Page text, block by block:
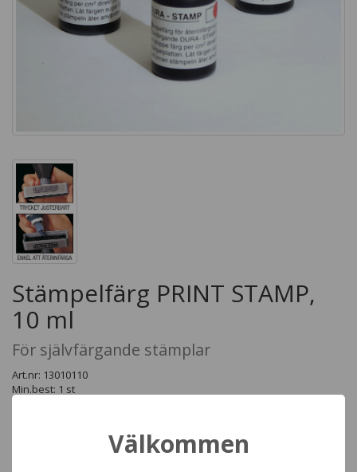
Stämpelfärg PRINT STAMP,
10 ml
För självfärgande stämplar
Art.nr: 13010110
Min.best: 1 st
Välkommen